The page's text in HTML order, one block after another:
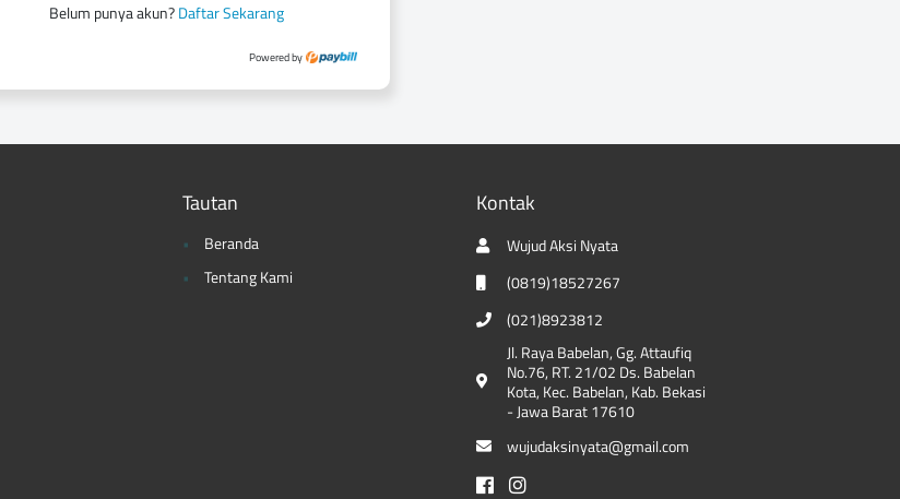
Belum punya akun?Daftar Sekarang
Powered by
Tautan
Beranda
Tentang Kami
Kontak
Wujud Aksi Nyata
(0819)18527267
(021)8923812
Jl. Raya Babelan, Gg. Attaufiq
No.76, RT. 21/02 Ds. Babelan
Kota, Kec. Babelan, Kab. Bekasi
- Jawa Barat 17610
wujudaksinyata@gmail.com